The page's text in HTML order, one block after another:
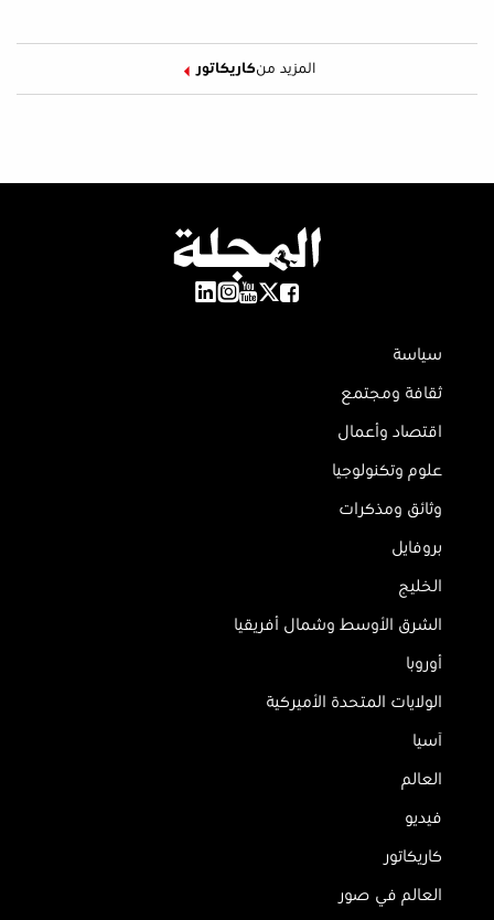
المزيد منكاريكاتور
سياسة
ثقافة ومجتمع
اقتصاد وأعمال
علوم وتكنولوجيا
وثائق ومذكرات
بروفايل
الخليج
الشرق الأوسط وشمال أفريقيا
أوروبا
الولايات المتحدة الأميركية
آسيا
العالم
فيديو
كاريكاتور
العالم في صور